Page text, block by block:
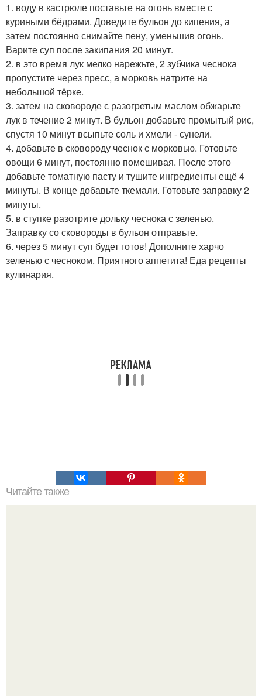
1. воду в кастрюле поставьте на огонь вместе с
куриными бёдрами. Доведите бульон до кипения, а
затем постоянно снимайте пену, уменьшив огонь.
Варите суп после закипания 20 минут.
2. в это время лук мелко нарежьте, 2 зубчика чеснока
пропустите через пресс, а морковь натрите на
небольшой тёрке.
3. затем на сковороде с разогретым маслом обжарьте
лук в течение 2 минут. В бульон добавьте промытый рис,
спустя 10 минут всыпьте соль и хмели - сунели.
4. добавьте в сковороду чеснок с морковью. Готовьте
овощи 6 минут, постоянно помешивая. После этого
добавьте томатную пасту и тушите ингредиенты ещё 4
минуты. В конце добавьте ткемали. Готовьте заправку 2
минуты.
5. в ступке разотрите дольку чеснока с зеленью.
Заправку со сковороды в бульон отправьте.
6. через 5 минут суп будет готов! Дополните харчо
зеленью с чесноком. Приятного аппетита! Еда рецепты
кулинария.
Читайте также